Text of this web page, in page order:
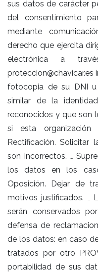
sus datos de carácter
del consentimiento
mediante
derecho que ejercita
electrónica a
fotocopia de su DNI
similar de la
reconocidos y que son
si esta organización
Rectificación. Solicitar
son incorrectos. ₋
los datos en los
Oposición. Dejar de
motivos justificados. ₋
serán conservados
defensa de
de los datos: en caso
tratados por otro
portabilidad de sus